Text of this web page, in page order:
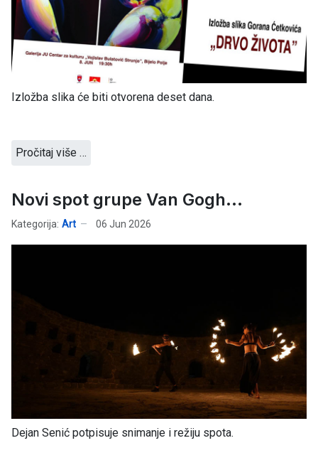
Izložba slika će biti otvorena deset dana.
Pročitaj više …
Novi spot grupe Van Gogh...
Kategorija: Art 06 Jun 2026
Dejan Senić potpisuje snimanje i režiju spota.